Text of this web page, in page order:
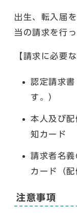
出生、転入届
当の請求を行
【請求に必要
認定請求
す。）
本人及び
知カード
請求者名
カード（配
注意事項